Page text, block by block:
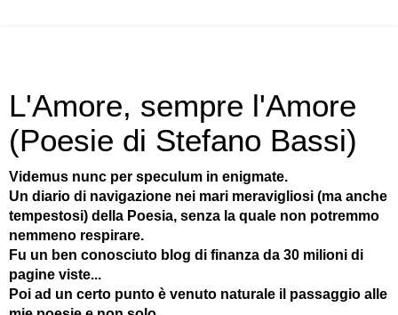
L'Amore, sempre l'Amore
(Poesie di Stefano Bassi)
Videmus nunc per speculum in enigmate.
Un diario di navigazione nei mari meravigliosi (ma anche
tempestosi) della Poesia, senza la quale non potremmo
nemmeno respirare.
Fu un ben conosciuto blog di finanza da 30 milioni di
pagine viste...
Poi ad un certo punto è venuto naturale il passaggio alle